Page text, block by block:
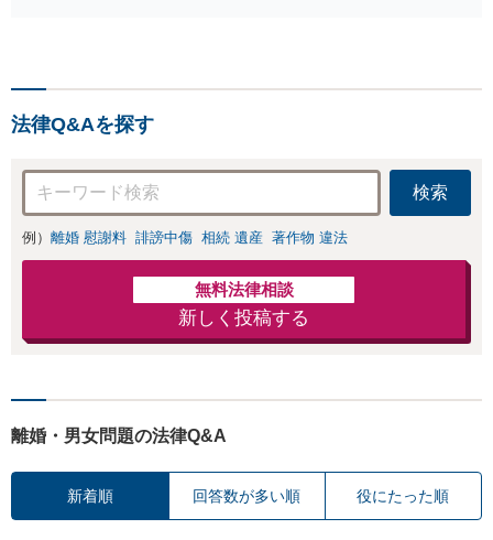
に最適な文案を考え出
法律Q&Aを探す
検索
例） 離婚 慰謝料 誹謗中傷 相続 遺産 著作物 違法
無料法律相談
新しく投稿する
離婚・男女問題の法律Q&A
新着順 回答数が多い順 役にたった順